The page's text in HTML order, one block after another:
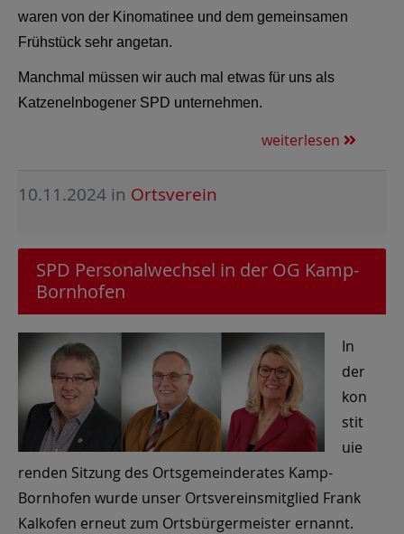
waren von der Kinomatinee und dem gemeinsamen
Frühstück sehr angetan.
Manchmal müssen wir auch mal etwas für uns als
Katzenelnbogener SPD unternehmen.
weiterlesen
10.11.2024 in Ortsverein
SPD Personalwechsel in der OG Kamp-
Bornhofen
In
der
kon
stit
uie
renden Sitzung des Ortsgemeinderates Kamp-
Bornhofen wurde unser Ortsvereinsmitglied Frank
Kalkofen erneut zum Ortsbürgermeister ernannt.